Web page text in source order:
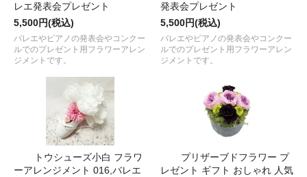
レエ発表会プレゼント
5,500円(税込)
バレエやピアノの発表会やコンクー
ルでのプレゼント用フラワーアレン
ジメントです。
発表会プレゼント
5,500円(税込)
バレエやピアノの発表会やコンクー
ルでのプレゼント用フラワーアレン
ジメントです。
トウシューズ小白 フラワ
ーアレンジメント 016,バレエ
プリザーブドフラワー プ
レゼント ギフト おしゃれ 人気